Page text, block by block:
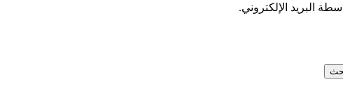
البريد الإلكتروني.